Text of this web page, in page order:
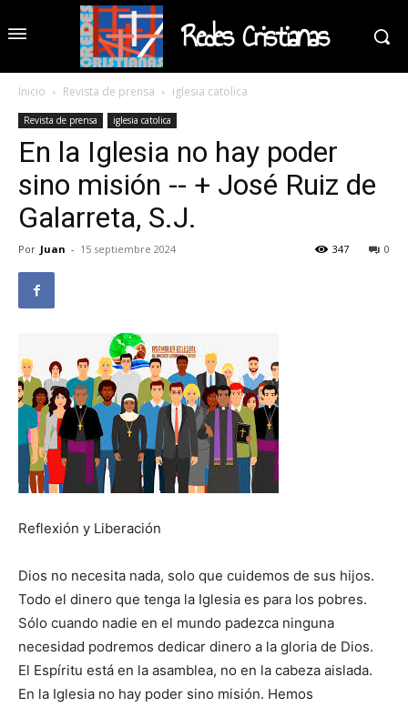
Redes Cristianas
Inicio Revista de prensa iglesia catolica
Revista de prensa iglesia catolica
En la Iglesia no hay poder
sino misión -- + José Ruiz de
Galarreta, S.J.
Por Juan - 15 septiembre 2024 0
347
Reflexión y Liberación
Dios no necesita nada, solo que cuidemos de sus hijos.
Todo el dinero que tenga la Iglesia es para los pobres.
Sólo cuando nadie en el mundo padezca ninguna
necesidad podremos dedicar dinero a la gloria de Dios.
El Espíritu está en la asamblea, no en la cabeza aislada.
En la Iglesia no hay poder sino misión. Hemos